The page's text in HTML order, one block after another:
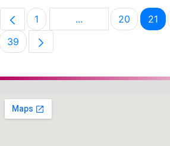
Página
1 ...Páginas Página
20 21
Página
39